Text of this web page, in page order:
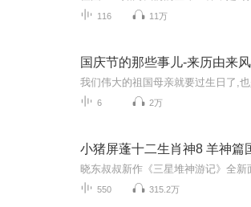
116 11万
国庆节的那些事儿-来历由来
6 2万
550 315.2万